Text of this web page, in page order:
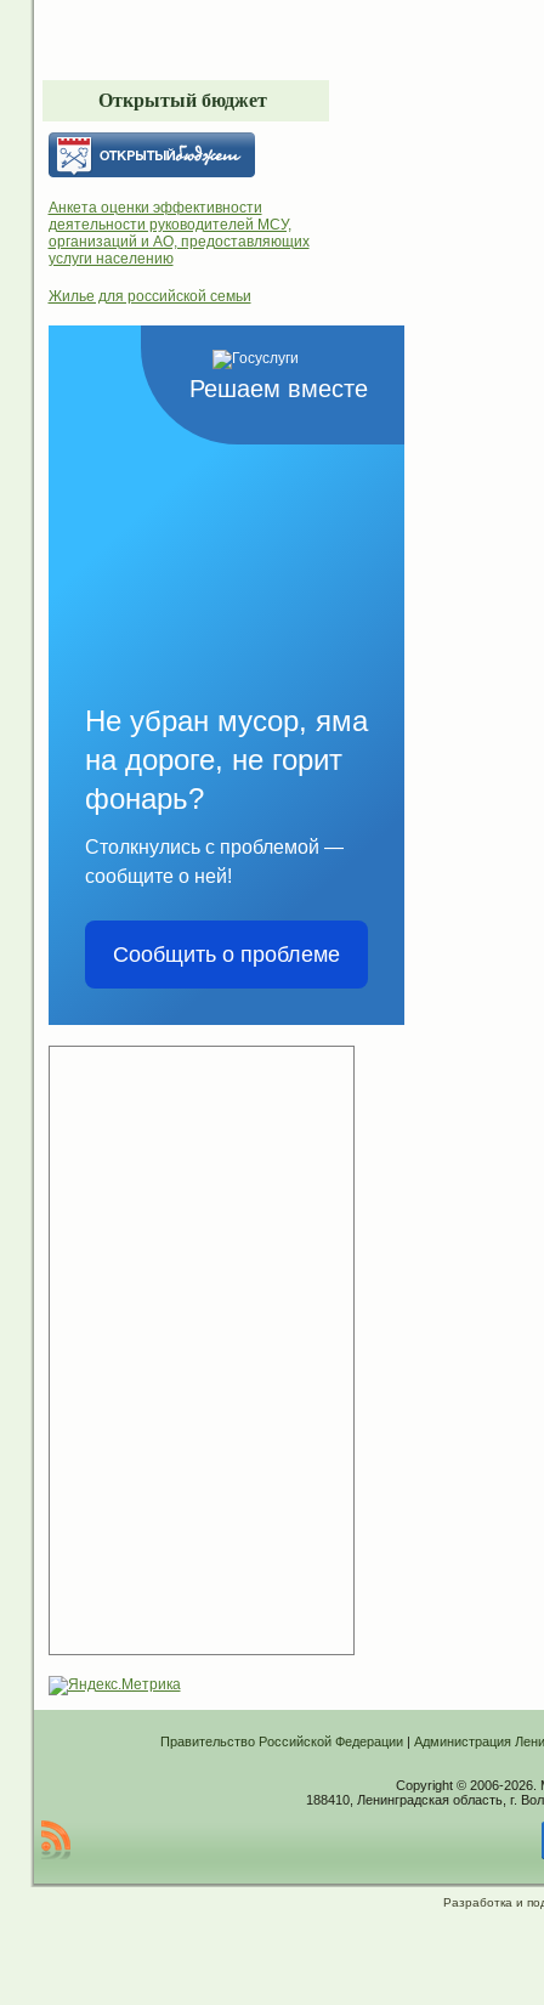
Открытый бюджет
Анкета оценки эффективности
деятельности руководителей МСУ,
организаций и АО, предоставляющих
услуги населению
Жилье для российской семьи
Решаем вместе
Не убран мусор, яма
на дороге, не горит
фонарь?
Столкнулись с проблемой —
сообщите о ней!
Сообщить о проблеме
Правительство Российской Федерации| Администрация
Copyright © 2006-2026.
188410, Ленинградская область, г.
Разработка и